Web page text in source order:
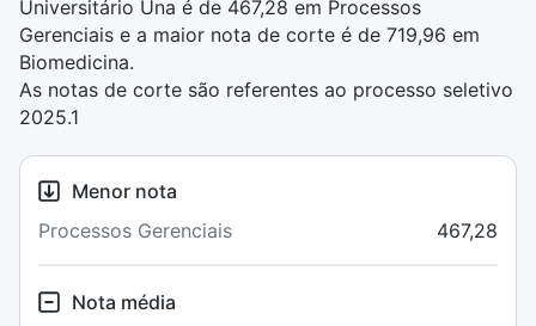
Universitário Una é de 467,28 em Processos
Gerenciais e a maior nota de corte é de 719,96 em
Biomedicina.
As notas de corte são referentes ao processo seletivo
2025.1
Menor nota
Processos Gerenciais
467,28
Nota média